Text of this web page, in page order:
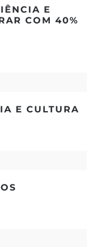
E
COM 40%
E CULTURA